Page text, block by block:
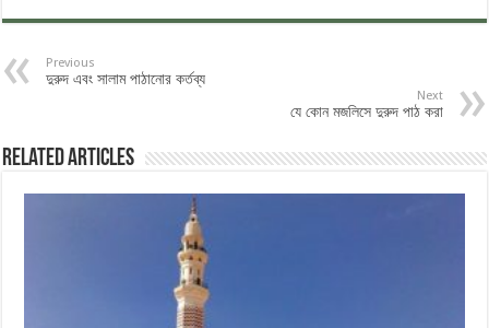
Previous
দুরুদ এবং সালাম পাঠানোর কর্তব্য
Next
যে কোন মজলিসে দুরুদ পাঠ করা
Related Articles